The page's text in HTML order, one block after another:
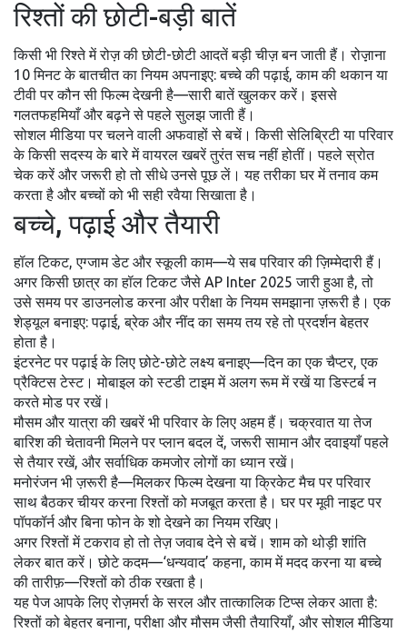
रिश्तों की छोटी-बड़ी बातें
किसी भी रिश्ते में रोज़ की छोटी-छोटी आदतें बड़ी चीज़ बन जाती हैं। रोज़़ाना
10 मिनट के बातचीत का नियम अपनाइए: बच्चे की पढ़ाई, काम की थकान या
टीवी पर कौन सी फिल्म देखनी है—सारी बातें खुलकर करें। इससे
गलतफहमियाँ और बढ़ने से पहले सुलझ जाती हैं।
सोशल मीडिया पर चलने वाली अफवाहों से बचें। किसी सेलिब्रिटी या परिवार
के किसी सदस्य के बारे में वायरल खबरें तुरंत सच नहीं होतीं। पहले स्रोत
चेक करें और जरूरी हो तो सीधे उनसे पूछ लें। यह तरीका घर में तनाव कम
करता है और बच्चों को भी सही रवैया सिखाता है।
बच्चे, पढ़ाई और तैयारी
हॉल टिकट, एग्जाम डेट और स्कूली काम—ये सब परिवार की ज़िम्मेदारी हैं।
अगर किसी छात्र का हॉल टिकट जैसे AP Inter 2025 जारी हुआ है, तो
उसे समय पर डाउनलोड करना और परीक्षा के नियम समझाना ज़रूरी है। एक
शेड्यूल बनाइए: पढ़ाई, ब्रेक और नींद का समय तय रहे तो प्रदर्शन बेहतर
होता है।
इंटरनेट पर पढ़ाई के लिए छोटे-छोटे लक्ष्य बनाइए—दिन का एक चैप्टर, एक
प्रैक्टिस टेस्ट। मोबाइल को स्टडी टाइम में अलग रूम में रखें या डिस्टर्ब न
करते मोड पर रखें।
मौसम और यात्रा की खबरें भी परिवार के लिए अहम हैं। चक्रवात या तेज
बारिश की चेतावनी मिलने पर प्लान बदल दें, जरूरी सामान और दवाइयाँ पहले
से तैयार रखें, और सर्वाधिक कमजोर लोगों का ध्यान रखें।
मनोरंजन भी ज़रूरी है—मिलकर फिल्म देखना या क्रिकेट मैच पर परिवार
साथ बैठकर चीयर करना रिश्तों को मजबूत करता है। घर पर मूवी नाइट पर
पॉपकॉर्न और बिना फोन के शो देखने का नियम रखिए।
अगर रिश्तों में टकराव हो तो तेज़ जवाब देने से बचें। शाम को थोड़ी शांति
लेकर बात करें। छोटे कदम—‘धन्यवाद’ कहना, काम में मदद करना या बच्चे
की तारीफ़—रिश्तों को ठीक रखता है।
यह पेज आपके लिए रोज़मर्रा के सरल और तात्कालिक टिप्स लेकर आता है:
रिश्तों को बेहतर बनाना, परीक्षा और मौसम जैसी तैयारियाँ, और सोशल मीडिया